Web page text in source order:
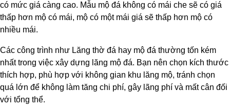
có mức giá càng cao. Mẫu mộ đá không có mái che sẽ có giá
thấp hơn mộ có mái, mộ có một mái giá sẽ thấp hơn mộ có
nhiều mái.
Các công trình như Lăng thờ đá hay mộ đá thường tốn kém
nhất trong việc xây dựng lăng mộ đá. Bạn nên chọn kích thước
thích hợp, phù hợp với không gian khu lăng mộ, tránh chọn
quá lớn để không làm tăng chi phí, gây lãng phí và mất cân đối
với tổng thể.